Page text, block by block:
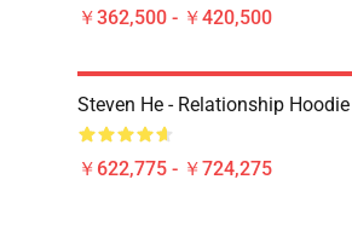
￥362,500 - ￥420,500
Steven He - Relationship Hoodie
￥622,775 - ￥724,275